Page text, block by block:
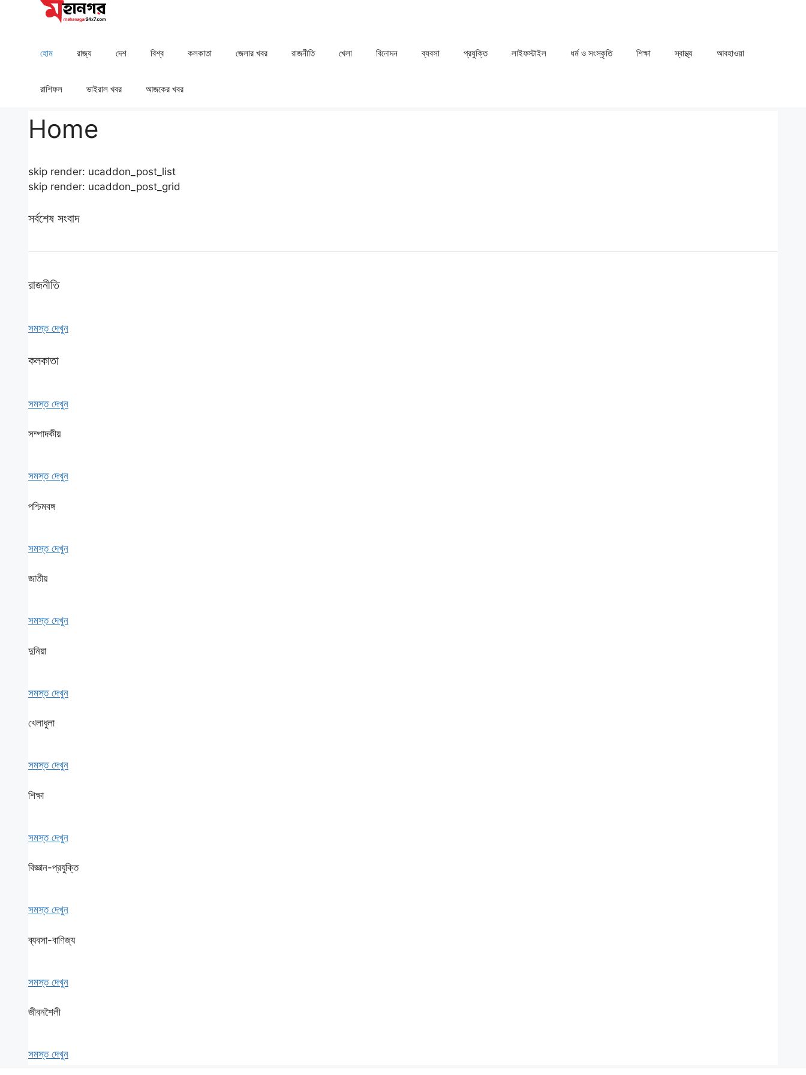
হোম রাজ্য দেশ ⁠বিশ্ব কলকাতা ⁠⁠জেলার খবর রাজনীতি খেলা ⁠বিনোদন ব্যবসা প্রযুক্তি লাইফস্টাইল ধর্ম ও সংস্কৃতি ⁠⁠শিক্ষা ⁠⁠স্বাস্থ্য ⁠⁠আবহাওয়া
রাশিফল ⁠⁠ভাইরাল খবর আজকের খবর
Home
skip render: ucaddon_post_list
skip render: ucaddon_post_grid
সর্বশেষ সংবাদ
রাজনীতি
সমস্ত দেখুন
কলকাতা
সমস্ত দেখুন
সম্পাদকীয়
সমস্ত দেখুন
পশ্চিমবঙ্গ
সমস্ত দেখুন
জাতীয়
সমস্ত দেখুন
দুনিয়া
সমস্ত দেখুন
খেলাধুলা
সমস্ত দেখুন
শিক্ষা
সমস্ত দেখুন
বিজ্ঞান-প্রযুক্তি
সমস্ত দেখুন
ব্যবসা-বাণিজ্য
সমস্ত দেখুন
জীবনশৈলী
সমস্ত দেখুন